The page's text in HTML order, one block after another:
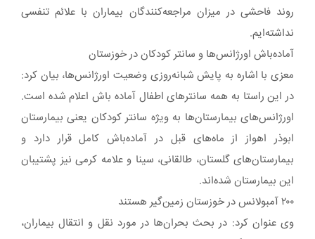
روند فاحشی در میزان مراجعه‌کنندگان بیماران با علائم تنفسی
نداشته‌ایم.
آماده‌باش اورژانس‌ها و سانتر کودکان در خوزستان
معزی با اشاره به پایش شبانه‌روزی وضعیت اورژانس‌ها، بیان کرد:
در این راستا به همه سانترهای اطفال آماده‌ باش اعلام شده است.
اورژانس‌های بیمارستان‌ها به ویژه سانتر کودکان یعنی بیمارستان
ابوذر اهواز از ماه‌های قبل در آماده‌باش کامل قرار دارد و
بیمارستان‌های گلستان، طالقانی، سینا و علامه کرمی نیز پشتیبان
این بیمارستان شده‌اند.
۲۰۰ آمبولانس در خوزستان زمین‌گیر هستند
وی عنوان کرد: در بحث بحران‌ها در مورد نقل و انتقال بیماران،